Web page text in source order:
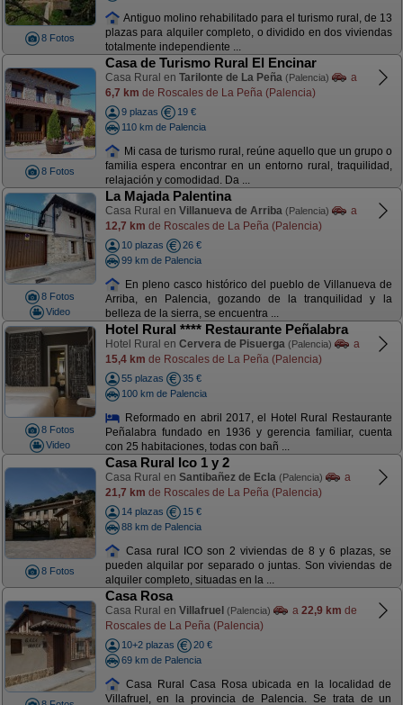
8 Fotos
Antiguo molino rehabilitado para el turismo rural, de 13
plazas para alquiler completo, o dividido en dos viviendas
totalmente independiente ...
8 Fotos
Casa de Turismo Rural El Encinar
Casa Rural en Tarilonte de La Peña (Palencia)
a
6,7 km de Roscales de La Peña (Palencia)
9 plazas
19 €
110 km de Palencia
Mi casa de turismo rural, reúne aquello que un grupo o
familia espera encontrar en un entorno rural, traquilidad,
relajación y comodidad. Da ...
8 Fotos
Video
La Majada Palentina
Casa Rural en Villanueva de Arriba (Palencia)
a
12,7 km de Roscales de La Peña (Palencia)
10 plazas
26 €
99 km de Palencia
En pleno casco histórico del pueblo de Villanueva de
Arriba, en Palencia, gozando de la tranquilidad y la
belleza de la sierra, se encuentra ...
8 Fotos
Video
Hotel Rural **** Restaurante Peñalabra
Hotel Rural en Cervera de Pisuerga (Palencia)
a
15,4 km de Roscales de La Peña (Palencia)
55 plazas
35 €
100 km de Palencia
Reformado en abril 2017, el Hotel Rural Restaurante
Peñalabra fundado en 1936 y gerencia familiar, cuenta
con 25 habitaciones, todas con bañ ...
8 Fotos
Casa Rural Ico 1 y 2
Casa Rural en Santibañez de Ecla (Palencia)
a
21,7 km de Roscales de La Peña (Palencia)
14 plazas
15 €
88 km de Palencia
Casa rural ICO son 2 viviendas de 8 y 6 plazas, se
pueden alquilar por separado o juntas. Son viviendas de
alquiler completo, situadas en la ...
Casa Rosa
Casa Rural en Villafruel (Palencia) a 22,9 km de
Roscales de La Peña (Palencia)
10+2 plazas
20 €
69 km de Palencia
Casa Rural Casa Rosa ubicada en la localidad de
Villafruel, en la provincia de Palencia. Se trata de un